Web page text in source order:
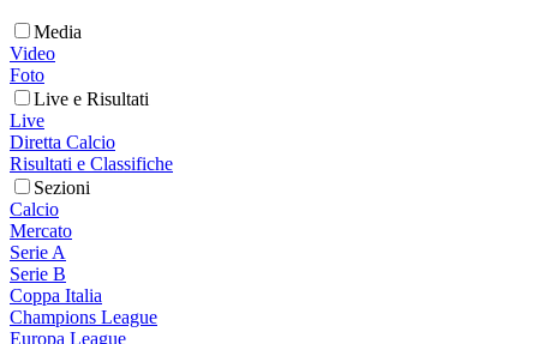
Media
Video
Foto
Live e Risultati
Live
Diretta Calcio
Risultati e Classifiche
Sezioni
Calcio
Mercato
Serie A
Serie B
Coppa Italia
Champions League
Europa League